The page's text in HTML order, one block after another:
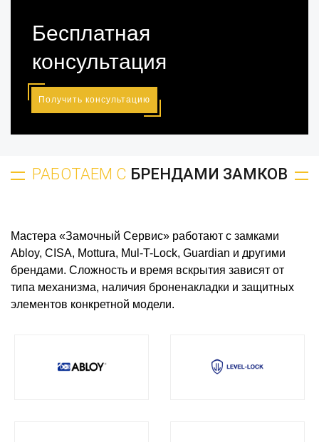
Бесплатная
консультация
Получить консультацию
РАБОТАЕМ С БРЕНДАМИ ЗАМКОВ
Мастера «Замочный Сервис» работают с замками
Abloy, CISA, Mottura, Mul-T-Lock, Guardian и другими
брендами. Сложность и время вскрытия зависят от
типа механизма, наличия броненакладки и защитных
элементов конкретной модели.